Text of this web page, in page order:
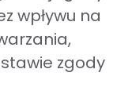
wpływu na
zgody